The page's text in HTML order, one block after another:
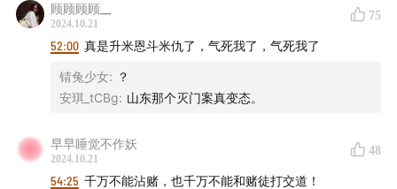
顾顾顾顾__
2024.10.21
75
52:00 真是升米恩斗米仇了，气死我了，气死我了
锖兔少女: ？
安琪_tCBg: 山东那个灭门案真变态。
早早睡觉不作妖
2024.10.21
48
54:25 千万不能沾赌，也千万不能和赌徒打交道！